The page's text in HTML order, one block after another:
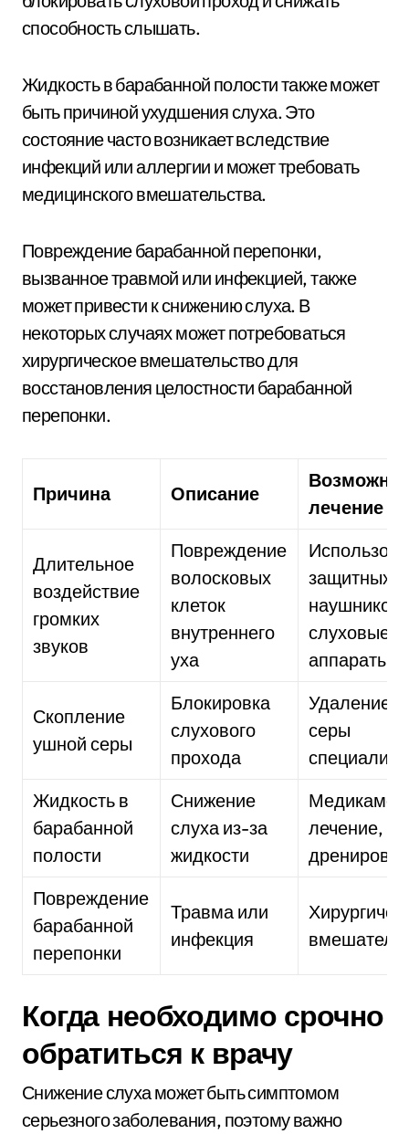
способность слышать.
Жидкость в барабанной полости также может
быть причиной ухудшения слуха. Это
состояние часто возникает вследствие
инфекций или аллергии и может требовать
медицинского вмешательства.
Повреждение барабанной перепонки,
вызванное травмой или инфекцией, также
может привести к снижению слуха. В
некоторых случаях может потребоваться
хирургическое вмешательство для
восстановления целостности барабанной
перепонки.
Причина Описание
лечение
Длительное
воздействие
громких
звуков
Повреждение
волосковых
клеток
внутреннего
уха
защитных
наушников,
слуховые
аппараты
Скопление
ушной серы
Блокировка
слухового
прохода
Удаление
серы
Жидкость в
барабанной
полости
Снижение
слуха из-за
жидкости
лечение,
Повреждение
барабанной
перепонки
Травма или
инфекция
Когда необходимо срочно
обратиться к врачу
Снижение слуха может быть симптомом
серьезного заболевания, поэтому важно